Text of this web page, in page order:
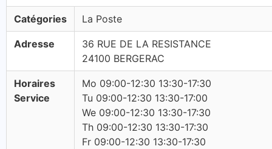
Catégories La Poste
Adresse
36 RUE DE LA RESISTANCE
24100 BERGERAC
Horaires
Service
Mo 09:00-12:30 13:30-17:30
Tu 09:00-12:30 13:30-17:00
We 09:00-12:30 13:30-17:30
Th 09:00-12:30 13:30-17:30
Fr 09:00-12:30 13:30-17:30